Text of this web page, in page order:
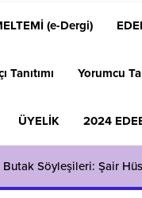
(e-Dergi)
Tanıtımı Yorumcu
ÜYELİK 2024
Butak Söyleşileri: Şair